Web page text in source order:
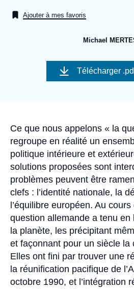
Se
Ajouter à mes favoris
Michael
Image
couverture
Télécharger
Accroche
Ce que nous appelons « la
regroupe en réalité un
politique intérieure et
solutions proposées sont
problèmes peuvent être
clefs : l’identité nationale, la
l’équilibre européen. Au
question allemande a tenu en
la planète, les précipitant
et façonnant pour un siècle la
Elles ont fini par trouver une
la réunification pacifique de
octobre 1990, et l’intégration